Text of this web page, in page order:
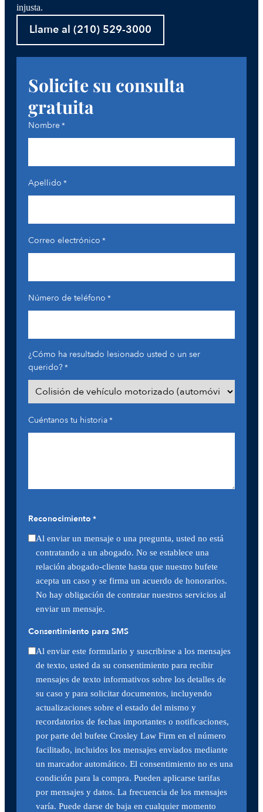
injusta.
Llame al (210) 529-3000
Solicite su consulta
gratuita
Nombre*
Apellido *
Correo electrónico *
Número de teléfono *
¿Cómo ha resultado lesionado usted o un ser
querido?*
Cuéntanos tu historia*
Reconocimiento *
Al enviar un mensaje o una pregunta, usted no está
contratando a un abogado. No se establece una
relación abogado-cliente hasta que nuestro bufete
acepta un caso y se firma un acuerdo de honorarios.
No hay obligación de contratar nuestros servicios al
enviar un mensaje.
Consentimiento para SMS
Al enviar este formulario y suscribirse a los mensajes
de texto, usted da su consentimiento para recibir
mensajes de texto informativos sobre los detalles de
su caso y para solicitar documentos, incluyendo
actualizaciones sobre el estado del mismo y
recordatorios de fechas importantes o notificaciones,
por parte del bufete Crosley Law Firm en el número
facilitado, incluidos los mensajes enviados mediante
un marcador automático. El consentimiento no es una
condición para la compra. Pueden aplicarse tarifas
por mensajes y datos. La frecuencia de los mensajes
varía. Puede darse de baja en cualquier momento